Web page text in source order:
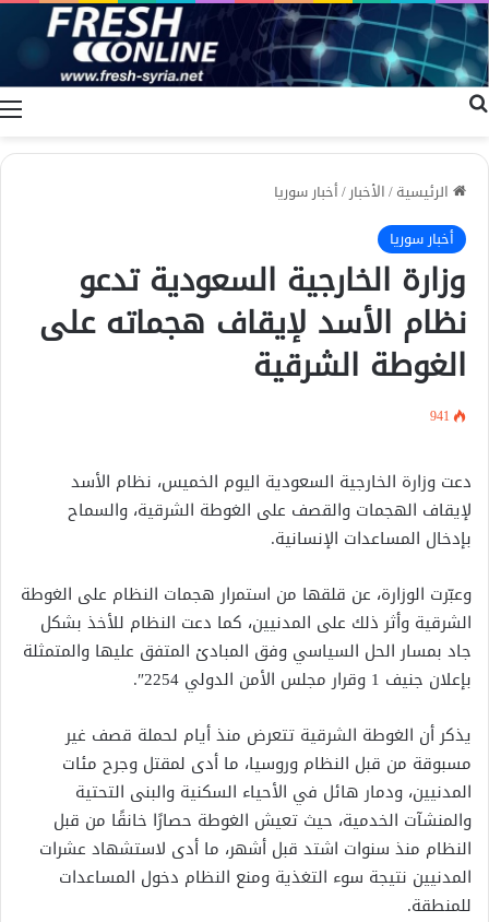
الرئيسية/الأخبار/أخبار سوريا
أخبار سوريا
وزارة الخارجية السعودية تدعو
نظام الأسد لإيقاف هجماته على
الغوطة الشرقية
941
دعت وزارة الخارجية السعودية اليوم الخميس، نظام الأسد
لإيقاف الهجمات والقصف على الغوطة الشرقية، والسماح
بإدخال المساعدات الإنسانية.
وعبّرت الوزارة، عن قلقها من استمرار هجمات النظام على الغوطة
الشرقية وأثر ذلك على المدنيين، كما دعت النظام للأخذ بشكل
جاد بمسار الحل السياسي وفق المبادئ المتفق عليها والمتمثلة
بإعلان جنيف 1 وقرار مجلس الأمن الدولي 2254″.
يذكر أن الغوطة الشرقية تتعرض منذ أيام لحملة قصف غير
مسبوقة من قبل النظام وروسيا، ما أدى لمقتل وجرح مئات
المدنيين، ودمار هائل في الأحياء السكنية والبنى التحتية
والمنشآت الخدمية، حيث تعيش الغوطة حصارًا خانقًا من قبل
النظام منذ سنوات اشتد قبل أشهر، ما أدى لاستشهاد عشرات
المدنيين نتيجة سوء التغذية ومنع النظام دخول المساعدات
للمنطقة.